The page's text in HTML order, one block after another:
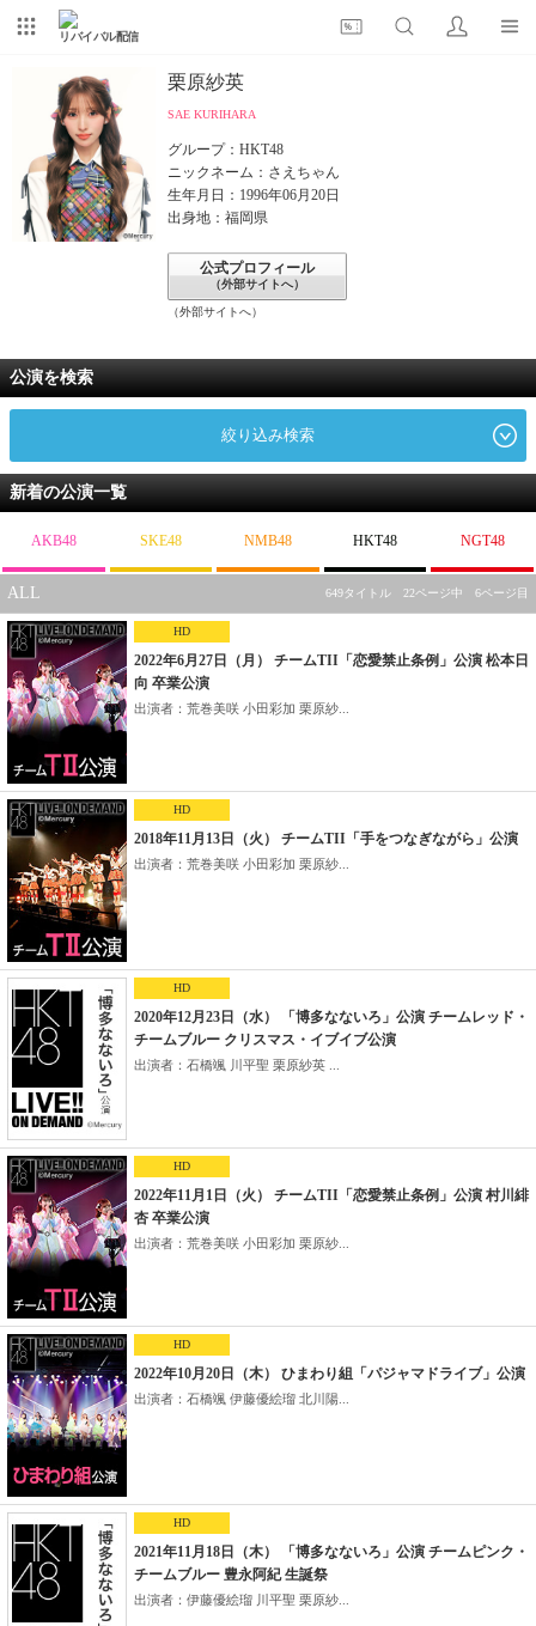
リバイバル配信
栗原紗英
SAE KURIHARA
グループ：HKT48
ニックネーム：さえちゃん
生年月日：1996年06月20日
出身地：福岡県
公式プロフィール
（外部サイトへ）
（外部サイトへ）
公演を検索
絞り込み検索
新着の公演一覧
AKB48 SKE48 NMB48 HKT48 NGT48
ALL 649タイトル 22ページ中 6ページ目
HD
2022年6月27日（月） チームTII「恋愛禁止条例」公演 松本日
向 卒業公演
出演者：荒巻美咲 小田彩加 栗原紗...
HD
2018年11月13日（火） チームTII「手をつなぎながら」公演
出演者：荒巻美咲 小田彩加 栗原紗...
HD
2020年12月23日（水） 「博多なないろ」公演 チームレッド・
チームブルー クリスマス・イブイブ公演
出演者：石橋颯 川平聖 栗原紗英 ...
HD
2022年11月1日（火） チームTII「恋愛禁止条例」公演 村川緋
杏 卒業公演
出演者：荒巻美咲 小田彩加 栗原紗...
HD
2022年10月20日（木） ひまわり組「パジャマドライブ」公演
出演者：石橋颯 伊藤優絵瑠 北川陽...
HD
2021年11月18日（木） 「博多なないろ」公演 チームピンク・
チームブルー 豊永阿紀 生誕祭
出演者：伊藤優絵瑠 川平聖 栗原紗...